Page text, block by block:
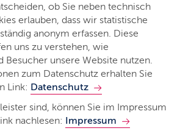
ob Sie neben technisch
erlauben, dass wir statistische
anonym erfassen. Diese
uns zu verstehen, wie
Besucher unsere Website nutzen.
zum Datenschutz erhalten Sie
Link: Datenschutz
sind, können Sie im Impressum
nachlesen: Impressum